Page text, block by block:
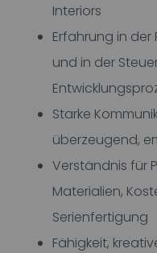
Interiors
Erfahrung in der
und in der
Starke
überzeugend,
Verständnis für
Materialien,
Serienfertigung
Fähigkeit,